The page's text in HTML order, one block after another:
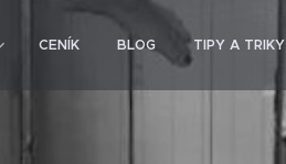
CENÍK BLOG TIPY A TRIKY